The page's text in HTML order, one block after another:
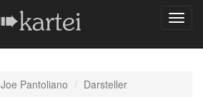
Joe Pantoliano Darsteller